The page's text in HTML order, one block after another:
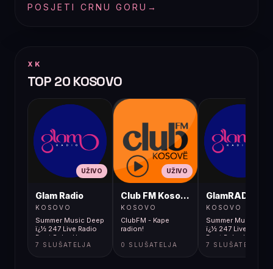
POSJETI CRNU GORU →
XK
TOP 20 KOSOVO
UŽIVO
Glam Radio
KOSOVO
Summer Music Deep
ï¿½ 247 Live Radio
Best Relax Hou
7 SLUŠATELJA
UŽIVO
Club FM Kosovë
KOSOVO
ClubFM - Kape
radion!
0 SLUŠATELJA
GlamRADIO
KOSOVO
Summer Music
ï¿½ 247 Live Radio
Best Relax Hou
7 SLUŠATELJA